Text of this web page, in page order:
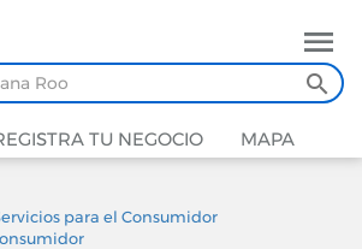
TU NEGOCIO MAPA
para el Consumidor